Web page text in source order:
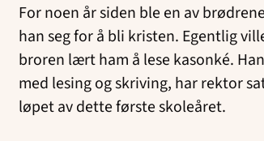
For noen år siden ble en av
han seg for å bli kristen. Egentlig
broren lært ham å lese kasonké.
med lesing og skriving, har rektor
løpet av dette første skoleåret.